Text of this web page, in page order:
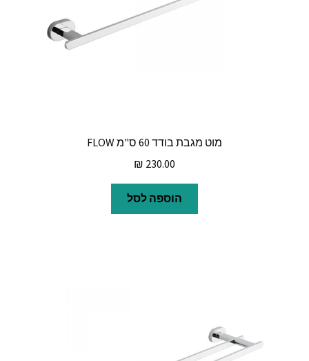
מוט מגבת בודד 60 ס"מ FLOW
₪ 230.00
הוספה לסל